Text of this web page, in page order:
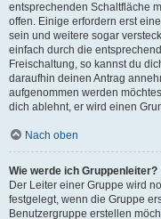
entsprechenden Schaltfläche
offen. Einige erfordern erst
sein und weitere sogar
einfach durch die
Freischaltung, so kannst du
daraufhin deinen Antrag
aufgenommen werden
dich ablehnt, er wird einen
Nach oben
Wie werde ich Gruppenleiter?
Der Leiter einer Gruppe wird
festgelegt, wenn die Gruppe
Benutzergruppe erstellen